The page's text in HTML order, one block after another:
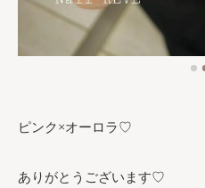
ピンク×オーロラ♡
ありがとうございます♡